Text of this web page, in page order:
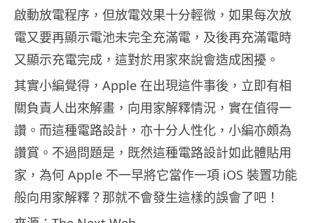
啟動放電程序，但放電效果十分輕微，如果每次放
電又要再顯示電池未完全充滿電，及後再充滿電時
又顯示充電完成，這對於用家來說會造成困擾。
其實小編覺得，Apple 在出現這件事後，立即有相
關負責人出來解畫，向用家解釋情況，實在值得一
讚。而這種電路設計，亦十分人性化，小編亦頗為
讚賞。不過問題是，既然這種電路設計如此體貼用
家，為何 Apple 不一早將它當作一項 iOS 裝置功能
般向用家解釋？那就不會發生這樣的誤會了吧！